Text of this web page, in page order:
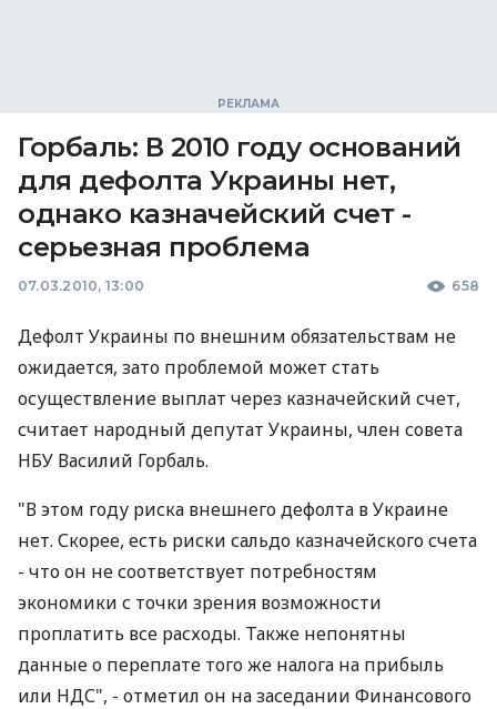
Горбаль: В 2010 году оснований
для дефолта Украины нет,
однако казначейский счет -
серьезная проблема
07.03.2010, 13:00 658
Дефолт Украины по внешним обязательствам не
ожидается, зато проблемой может стать
осуществление выплат через казначейский счет,
считает народный депутат Украины, член совета
НБУ Василий Горбаль.
"В этом году риска внешнего дефолта в Украине
нет. Скорее, есть риски сальдо казначейского счета
- что он не соответствует потребностям
экономики с точки зрения возможности
проплатить все расходы. Также непонятны
данные о переплате того же налога на прибыль
или НДС", - отметил он на заседании Финансового